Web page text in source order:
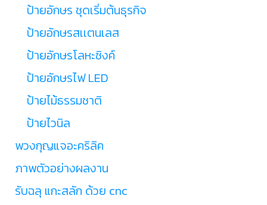
ป้ายอักษร ชุดเริ่มต้นธุรกิจ
ป้ายอักษรสเเตนเลส
ป้ายอักษรโลหะซิงค์
ป้ายอักษรไฟ LED
ป้ายไม้ธรรมชาติ
ป้ายไวนิล
พวงกุญแจอะคริลิค
ภาพตัวอย่างผลงาน
รับฉลุ แกะสลัก ด้วย cnc